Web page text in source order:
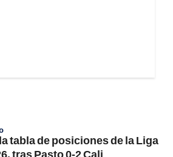
tabla de posiciones de la Liga
tras Pasto 0-2 Cali